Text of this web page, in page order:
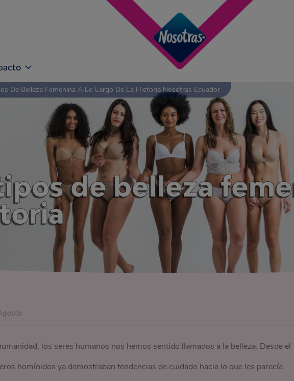
de belleza
De Belleza Femenina A Lo Largo De La Historia Nosotras Ecuador
los seres humanos nos hemos sentido llamados a la belleza. Desde el
homínidos ya demostraban tendencias de cuidado hacia lo que les parecía